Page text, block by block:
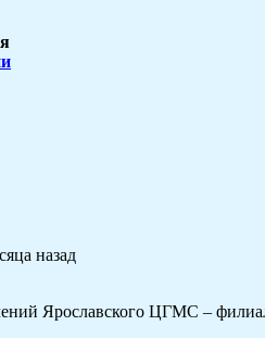
назад
Ярославского ЦГМС –